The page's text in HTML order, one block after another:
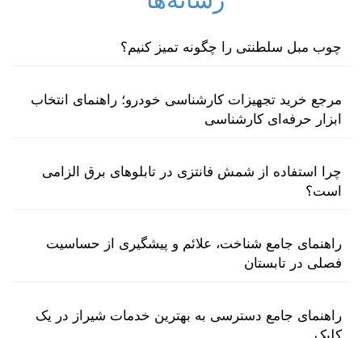
چوب مبل سلطنتی را چگونه تمیز کنیم؟
مرجع خرید تجهیزات کارشناسی خودرو؛ راهنمای انتخاب
ابزار حرفه‌ای کارشناسی
چرا استفاده از شمش فانتزی در تابلوهای برق الزامی
است؟
راهنمای جامع شناخت، علائم و پیشگیری از حساسیت
فصلی در تابستان
راهنمای جامع دسترسی به بهترین خدمات شیراز در یک
کلیک